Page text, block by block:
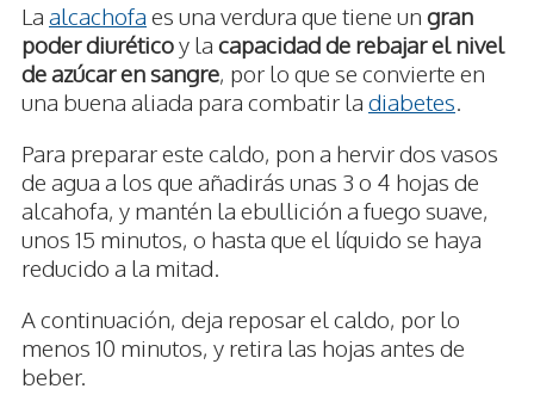
La alcachofa es una verdura que tiene un gran
poder diuréticoy la capacidad de rebajar el nivel
de azúcar en sangre, por lo que se convierte en
una buena aliada para combatir la diabetes.
Para preparar este caldo, pon a hervir dos vasos
de agua a los que añadirás unas 3 o 4 hojas de
alcahofa, y mantén la ebullición a fuego suave,
unos 15 minutos, o hasta que el líquido se haya
reducido a la mitad.
A continuación, deja reposar el caldo, por lo
menos 10 minutos, y retira las hojas antes de
beber.